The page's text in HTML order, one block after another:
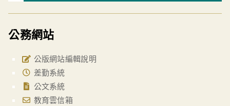
公務網站
公版網站編輯說明
差勤系統
公文系統
教育雲信箱